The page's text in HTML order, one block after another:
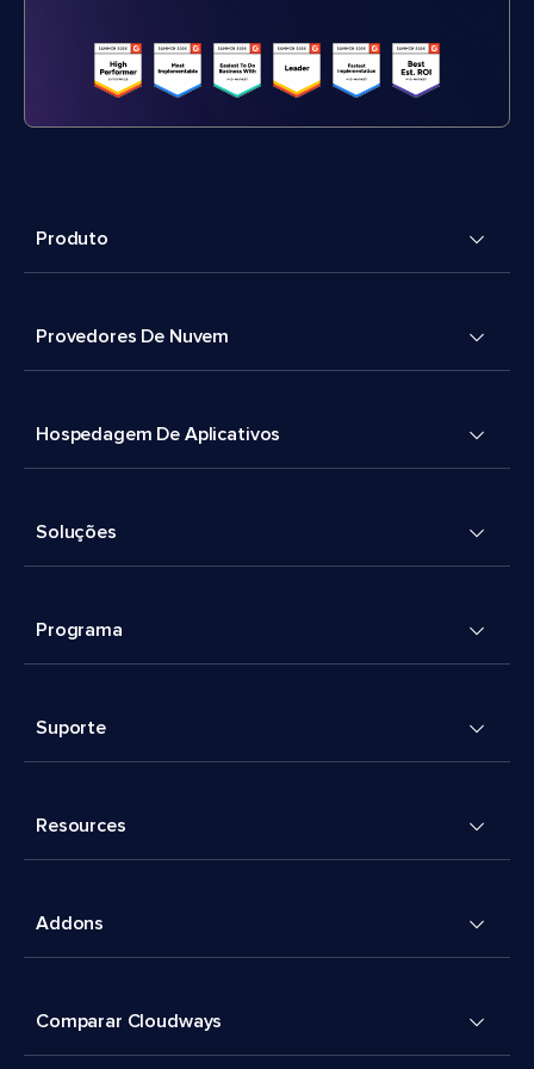
Produto
Provedores De Nuvem
Hospedagem De Aplicativos
Soluções
Programa
Suporte
Resources
Addons
Comparar Cloudways